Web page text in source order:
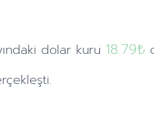
dolar kuru 18.79₺